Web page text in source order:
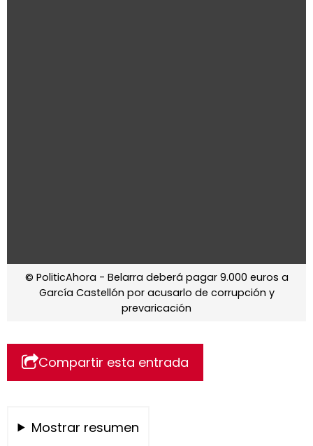
© PoliticAhora - Belarra deberá pagar 9.000 euros a
García Castellón por acusarlo de corrupción y
prevaricación
Compartir esta entrada
Mostrar resumen